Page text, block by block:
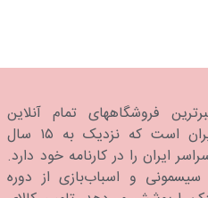
فروشگاههای تمام آنلاین
سیسمونی و اسباب‌بازی در ایران است که نزدیک به ۱۵ سال
ایران را در کارنامه خود دارد.
و اسباب‌بازی از دوره